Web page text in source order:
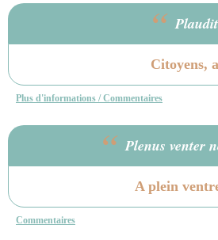
“
Citoyens,
Plus d'informations / Commentaires
“ Plenus venter
A plein
Commentaires